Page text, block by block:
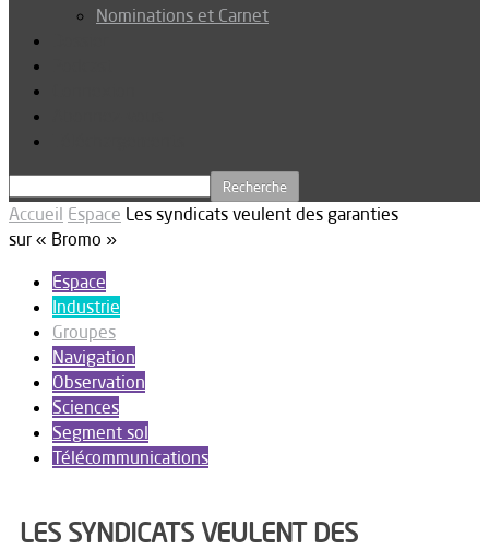
Nominations et Carnet
Accueil Espace Les syndicats veulent des garanties
sur « Bromo »
Espace
Industrie
Groupes
Navigation
Observation
Sciences
Segment sol
Télécommunications
LES SYNDICATS VEULENT DES